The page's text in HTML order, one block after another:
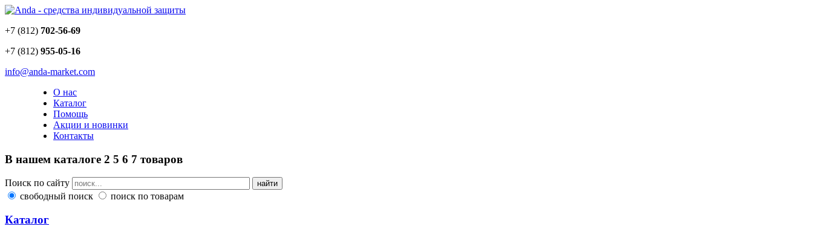
+7 (812) 702-56-69
+7 (812) 955-05-16
info@anda-market.com
О нас
Каталог
Помощь
Акции и новинки
Контакты
В нашем каталоге 2 5 6 7 товаров
Поиск по сайту
свободный поиск
поиск по товарам
Каталог